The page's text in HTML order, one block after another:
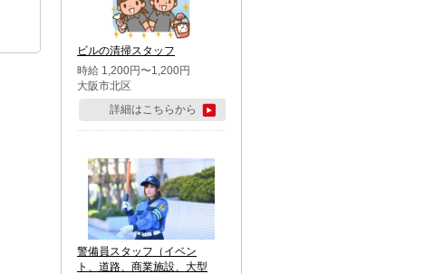
市・足立区・江戸川区・八王
子市・町田市
ビルの清掃スタッフ
時給 1,200円〜1,200円
大阪市北区
詳細はこちらから
警備員スタッフ（イベン
ト、道路、商業施設、大型